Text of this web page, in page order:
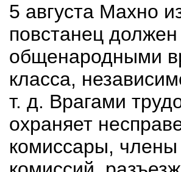
5 августа Махно
повстанец
общенародными
класса,
т. д. Врагами
охраняет
комиссары,